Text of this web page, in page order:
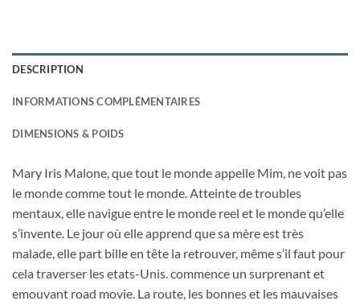
DESCRIPTION
INFORMATIONS COMPLÉMENTAIRES
DIMENSIONS & POIDS
Mary Iris Malone, que tout le monde appelle Mim, ne voit pas
le monde comme tout le monde. Atteinte de troubles
mentaux, elle navigue entre le monde reel et le monde qu’elle
s’invente. Le jour où elle apprend que sa mère est très
malade, elle part bille en tête la retrouver, même s’il faut pour
cela traverser les etats-Unis. commence un surprenant et
emouvant road movie. La route, les bonnes et les mauvaises